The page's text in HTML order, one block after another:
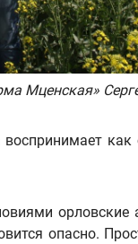
Мценская»
опасно.